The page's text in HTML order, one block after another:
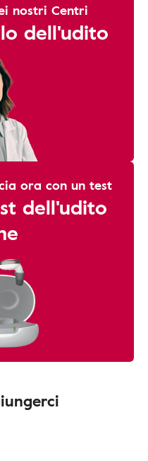
nostri Centri
dell'udito
ora con un test
dell'udito